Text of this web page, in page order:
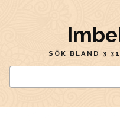
SÖK BLAND 3